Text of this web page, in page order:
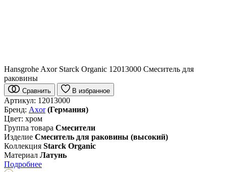
Hansgrohe Axor Starck Organic 12013000 Смеситель для
раковины
Сравнить В избранное
Артикул: 12013000
Бренд: Axor (Германия)
Цвет: хром
Группа товара Смесители
Изделие Смеситель для раковины (высокий)
Коллекция Starck Organic
Материал Латунь
Подробнее